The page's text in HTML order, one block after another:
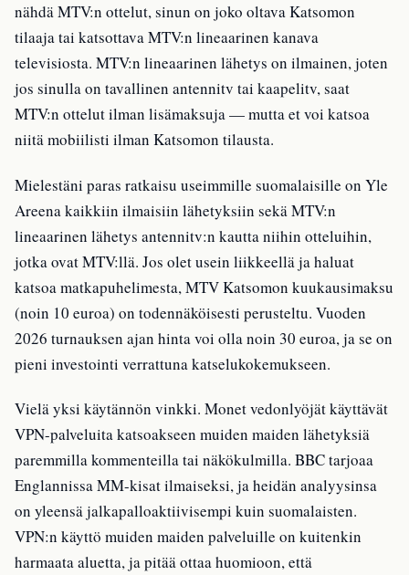
nähdä MTV:n ottelut, sinun on joko oltava Katsomon
tilaaja tai katsottava MTV:n lineaarinen kanava
televisiosta. MTV:n lineaarinen lähetys on ilmainen, joten
jos sinulla on tavallinen antennitv tai kaapelitv, saat
MTV:n ottelut ilman lisämaksuja — mutta et voi katsoa
niitä mobiilisti ilman Katsomon tilausta.
Mielestäni paras ratkaisu useimmille suomalaisille on Yle
Areena kaikkiin ilmaisiin lähetyksiin sekä MTV:n
lineaarinen lähetys antennitv:n kautta niihin otteluihin,
jotka ovat MTV:llä. Jos olet usein liikkeellä ja haluat
katsoa matkapuhelimesta, MTV Katsomon kuukausimaksu
(noin 10 euroa) on todennäköisesti perusteltu. Vuoden
2026 turnauksen ajan hinta voi olla noin 30 euroa, ja se on
pieni investointi verrattuna katselukokemukseen.
Vielä yksi käytännön vinkki. Monet vedonlyöjät käyttävät
VPN-palveluita katsoakseen muiden maiden lähetyksiä
paremmilla kommenteilla tai näkökulmilla. BBC tarjoaa
Englannissa MM-kisat ilmaiseksi, ja heidän analyysinsa
on yleensä jalkapalloaktiivisempi kuin suomalaisten.
VPN:n käyttö muiden maiden palveluille on kuitenkin
harmaata aluetta, ja pitää ottaa huomioon, että